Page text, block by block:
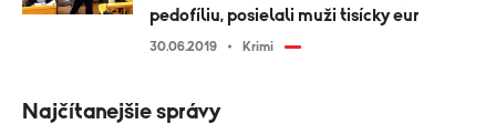
pedofíliu, posielali muži tisícky eur
30.06.2019 Krimi
Najčítanejšie správy